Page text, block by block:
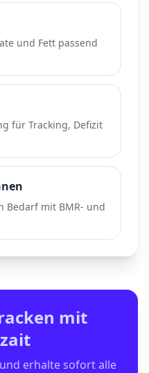
und Fett passend
für Tracking, Defizit
Bedarf mit BMR- und
mit
erhalte sofort alle